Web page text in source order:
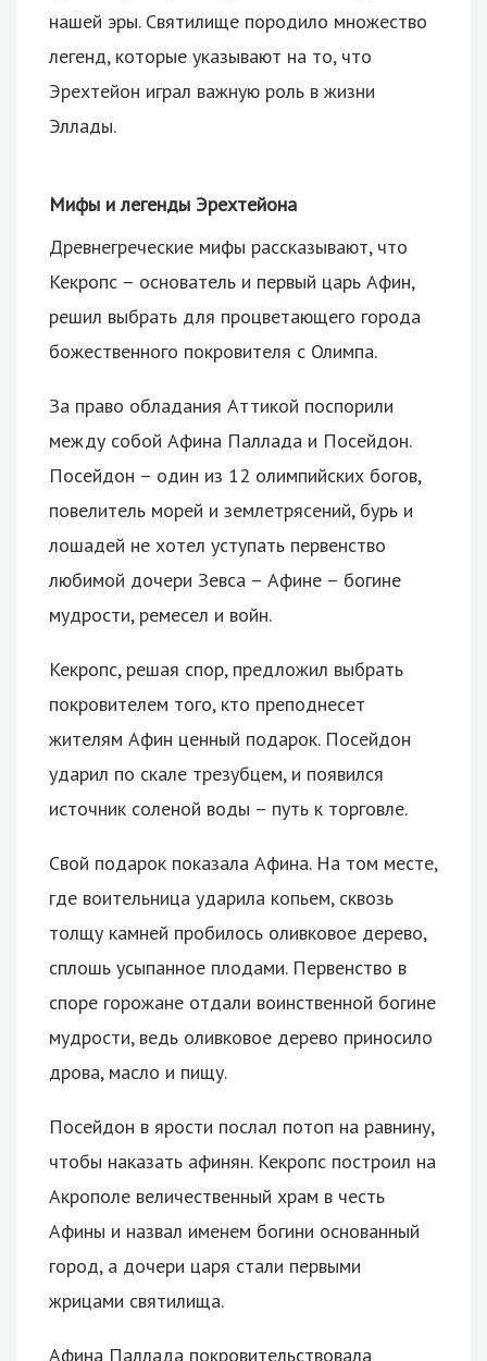
нашей эры. Святилище породило множество
легенд, которые указывают на то, что
Эрехтейон играл важную роль в жизни
Эллады.
Мифы и легенды Эрехтейона
Древнегреческие мифы рассказывают, что
Кекропс – основатель и первый царь Афин,
решил выбрать для процветающего города
божественного покровителя с Олимпа.
За право обладания Аттикой поспорили
между собой Афина Паллада и Посейдон.
Посейдон – один из 12 олимпийских богов,
повелитель морей и землетрясений, бурь и
лошадей не хотел уступать первенство
любимой дочери Зевса – Афине – богине
мудрости, ремесел и войн.
Кекропс, решая спор, предложил выбрать
покровителем того, кто преподнесет
жителям Афин ценный подарок. Посейдон
ударил по скале трезубцем, и появился
источник соленой воды – путь к торговле.
Свой подарок показала Афина. На том месте,
где воительница ударила копьем, сквозь
толщу камней пробилось оливковое дерево,
сплошь усыпанное плодами. Первенство в
споре горожане отдали воинственной богине
мудрости, ведь оливковое дерево приносило
дрова, масло и пищу.
Посейдон в ярости послал потоп на равнину,
чтобы наказать афинян. Кекропс построил на
Акрополе величественный храм в честь
Афины и назвал именем богини основанный
город, а дочери царя стали первыми
жрицами святилища.
Афина Паллада покровительствовала